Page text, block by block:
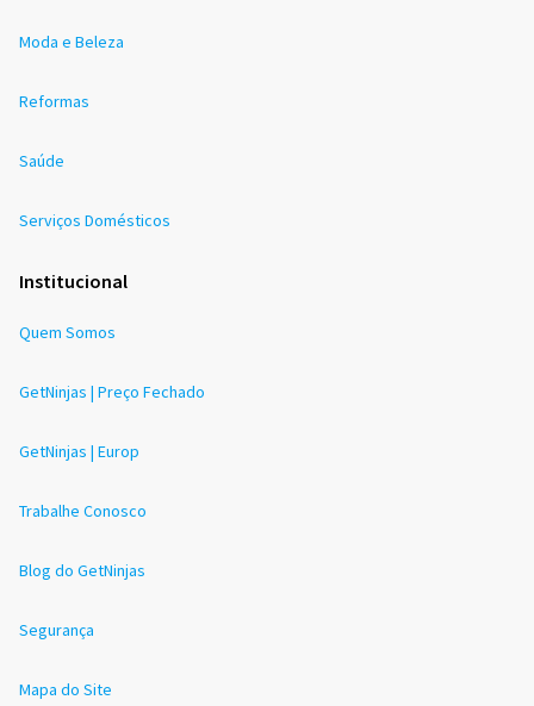
Moda e Beleza
Reformas
Saúde
Serviços Domésticos
Institucional
Quem Somos
GetNinjas | Preço Fechado
GetNinjas | Europ
Trabalhe Conosco
Blog do GetNinjas
Segurança
Mapa do Site